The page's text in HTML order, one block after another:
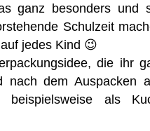
ganz besonders und
Schulzeit
jedes Kind 😉
die ihr
nach dem Auspacken
als